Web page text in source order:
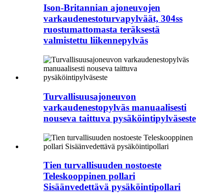
Ison-Britannian ajoneuvojen
varkaudenestoturvapylväät, 304ss
ruostumattomasta teräksestä
valmistettu liikennepylväs
Turvallisuusajoneuvon
varkaudenestopylväs manuaalisesti
nouseva taittuva pysäköintipylväseste
Tien turvallisuuden nostoeste
Teleskooppinen pollari
Sisäänvedettävä pysäköintipollari